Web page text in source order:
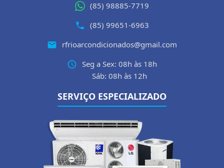
(85) 98885-7719
(85) 99651-6963
rfrioarcondicionados@gmail.com
Seg a Sex: 08h às 18h
Sáb: 08h às 12h
SERVIÇO ESPECIALIZADO